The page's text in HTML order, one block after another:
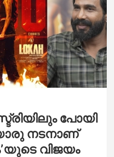
പോയി
നടനാണ്
വിജയം